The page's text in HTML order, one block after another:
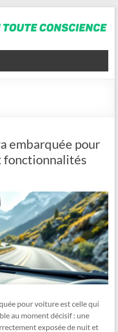
embarquée pour
fonctionnalités
pour voiture est celle qui
au moment décisif : une
exposée de nuit et